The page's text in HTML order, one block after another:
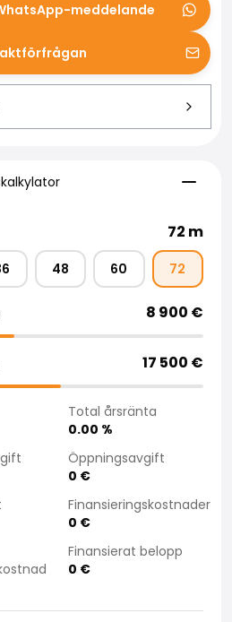
meddelande
72 m
48 60 72
8 900 €
17 500 €
Total årsränta
0.00 %
Öppningsavgift
0 €
Finansieringskostnader
0 €
Finansierat belopp
0 €